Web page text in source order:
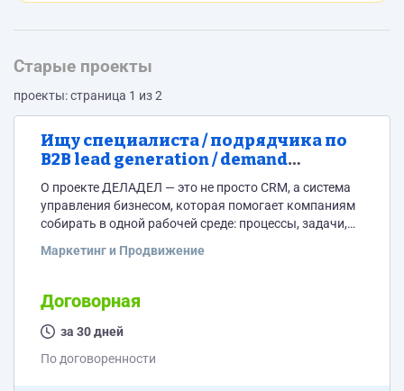
Старые проекты
проекты: страница 1 из 2
Ищу специалиста / подрядчика по
B2B lead generation / demand
generation / performance marketing
под сложный B2B-продукт.
О проекте ДЕЛАДЕЛ — это не просто CRM, а система
управления бизнесом, которая помогает компаниям
собирать в одной рабочей среде: процессы, задачи,
автоматизации, интеграции, управленческие
система управления, которая нужна там, где CRM,
чаты, таблицы и ручной контроль уже не дают
порядка. Что продаём на первом касании На первом
Маркетинг и Продвижение
Договорная
за 30 дней
По договоренности